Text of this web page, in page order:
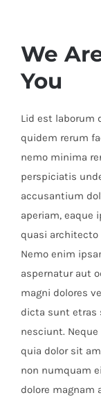
We
You
Lid est laborum
quidem rerum
nemo minima
perspiciatis
accusantium
aperiam, eaque
quasi
Nemo enim
aspernatur aut
magni dolores
dicta sunt etras
nesciunt.
quia dolor sit
non numquam
dolore magnam